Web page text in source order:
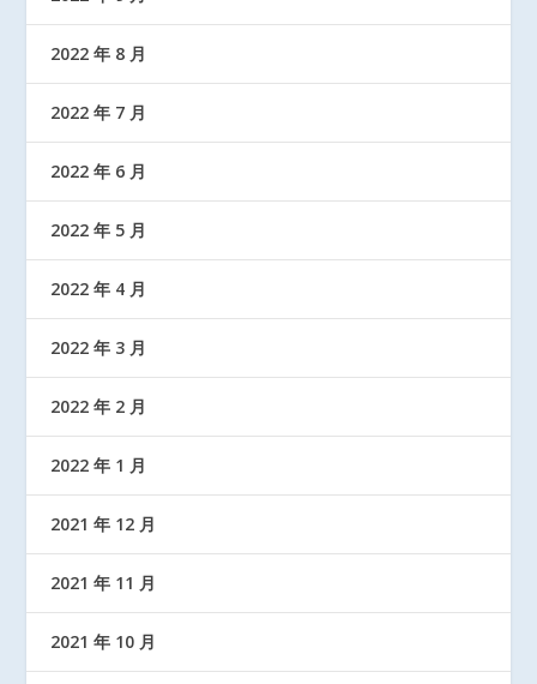
2022 年 8 月
2022 年 7 月
2022 年 6 月
2022 年 5 月
2022 年 4 月
2022 年 3 月
2022 年 2 月
2022 年 1 月
2021 年 12 月
2021 年 11 月
2021 年 10 月